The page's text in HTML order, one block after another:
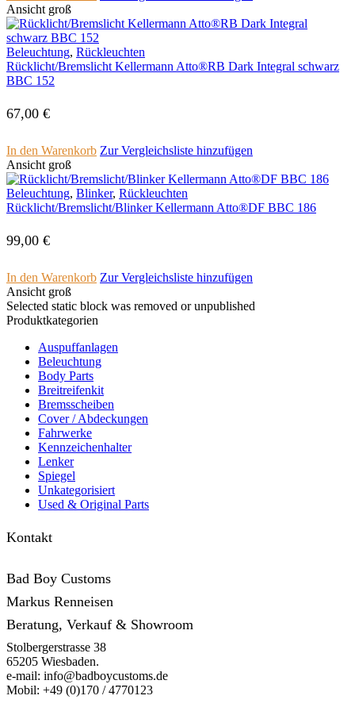
Ansicht groß
Beleuchtung, Rückleuchten
Rücklicht/Bremslicht Kellermann Atto®RB Dark Integral schwarz
BBC 152
67,00 €
In den Warenkorb Zur Vergleichsliste hinzufügen
Ansicht groß
Beleuchtung, Blinker, Rückleuchten
Rücklicht/Bremslicht/Blinker Kellermann Atto®DF BBC 186
99,00 €
In den Warenkorb Zur Vergleichsliste hinzufügen
Ansicht groß
Selected static block was removed or unpublished
Produktkategorien
Auspuffanlagen
Beleuchtung
Body Parts
Breitreifenkit
Bremsscheiben
Cover /­ ­Abdeckungen
Fahrwerke
Kennzeichenhalter
Lenker
Spiegel
Unkategorisiert
Used & Original Parts
Kontakt
Bad Boy Customs
Markus Renneisen
Beratung, Verkauf & Showroom
Stolbergerstrasse 38
65205 Wiesbaden.
e-mail: info@badboycustoms.de
Mobil: +49 (0)170 / 4770123